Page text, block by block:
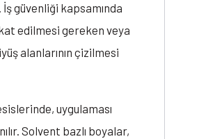
güvenliği kapsamında
edilmesi gereken veya
alanlarının çizilmesi
uygulaması
Solvent bazlı boyalar,